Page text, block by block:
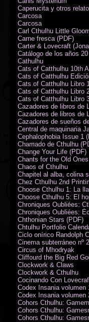
Caperucita y otros
Carcosa
Carcosa
Carl Cthulhu Little
Carne fresca (PDF)
Carter & Lovecraft
Catálogo de los años 20
Cathulhu
Cats of Catthulhu 10th
Cats of Catthulhu
Cats of Catthulhu Libro
Cats of Catthulhu Libro
Cats of Catthulhu Libro
Cazadores de libros de
Cazadores de libros de
Cazadores de sueños
Central de maquinaria
Cephalophobia Issue 1
Chamado de Cthulhu
Change Your Life (PDF)
Chants for the Old Ones
Chaos of Cthulhu
Chapitel al alba, colina
Chez Cthulhu 2nd
Choose Cthulhu 1: La
Choose Cthulhu 5: El
Chroniques Oubliées:
Chroniques Oubliées:
Chthonian Stars (PDF)
Chtulhu Portfolio
Ciclo onírico Randolph
Cinema subterráneo nº 2
Circus of Mhodryak
Cliffourd the Big Red
Clockwork & Claws
Clockwork & Cthulhu
Cocinando Con
Codex Insania volumen
Codex Insania volumen
Cohors Cthulhu:
Cohors Cthulhu:
Cohors Cthulhu: